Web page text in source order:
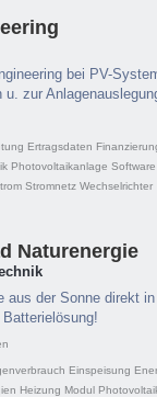
bei PV-
u. zur
Ertragsdaten
Photovoltaikanlage Software
Stromnetz Wechselrichter
Naturenergie
aus der Sonne direkt
Einspeisung
Heizung Modul